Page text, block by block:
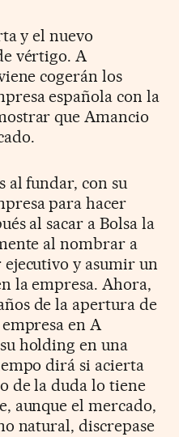
y el nuevo
vértigo. A
cogerán los
española con la
que Amancio
al fundar, con su
para hacer
al sacar a Bolsa la
al nombrar a
y asumir un
la empresa. Ahora,
de la apertura de
en A
holding en una
dirá si acierta
de la duda lo tiene
aunque el mercado,
natural, discrepase